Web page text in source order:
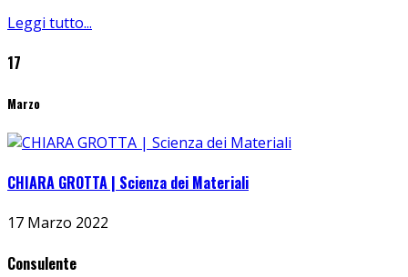
Leggi tutto...
17
Marzo
CHIARA GROTTA | Scienza dei Materiali
17 Marzo 2022
Consulente